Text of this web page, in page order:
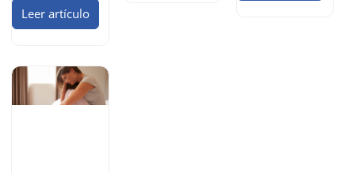
Leer artículo